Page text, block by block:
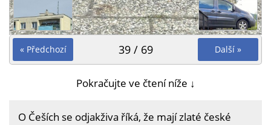
« Předchozí Další »
39 / 69
Pokračujte ve čtení níže ↓
O Češích se odjakživa říká, že mají zlaté české